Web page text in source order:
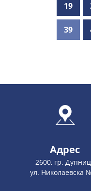
19
39
Адрес
2600, гр.
ул. Николаевска